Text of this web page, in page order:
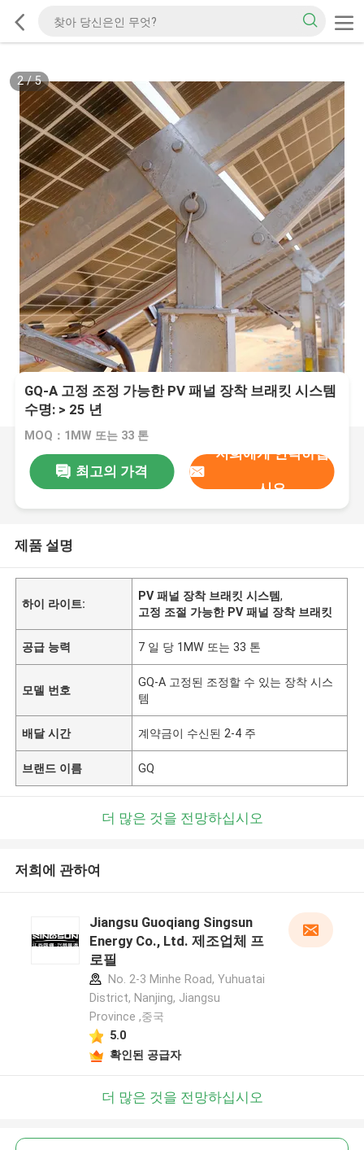
2/5
GQ-A 고정 조정 가능한 PV 패널 장착 브래킷 시스템
수명: > 25 년
MOQ：1MW 또는 33 톤
최고의 가격
저희에게 연락하십
시오
제품 설명
하이 라이트:
PV 패널 장착 브래킷 시스템,
고정 조절 가능한 PV 패널 장착 브래킷
공급 능력 7 일 당 1MW 또는 33 톤
모델 번호
GQ-A 고정된 조정할 수 있는 장착 시스
템
배달 시간 계약금이 수신된 2-4 주
브랜드 이름 GQ
더 많은 것을 전망하십시오
저희에 관하여
Jiangsu Guoqiang Singsun
Energy Co., Ltd. 제조업체 프
로필
No. 2-3 Minhe Road, Yuhuatai
District, Nanjing, Jiangsu
Province ,중국
5.0
확인된 공급자
더 많은 것을 전망하십시오